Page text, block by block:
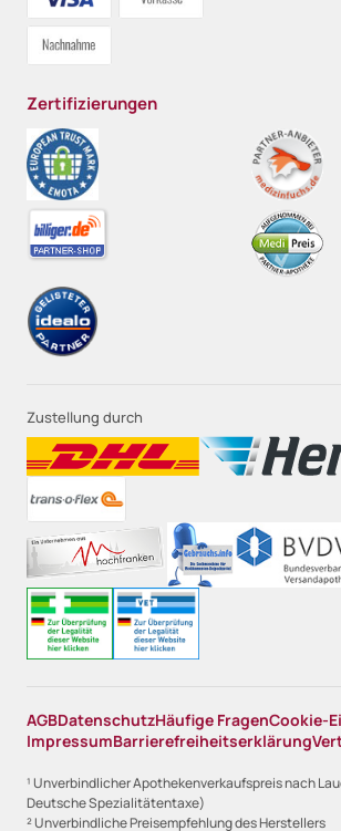
Zertifizierungen
Zustellung durch
AGBDatenschutzHäufige FragenCookie-
ImpressumBarrierefreiheitserklärung
¹ Unverbindlicher Apothekenverkaufspreis nach
Deutsche Spezialitätentaxe)
² Unverbindliche Preisempfehlung des Herstellers